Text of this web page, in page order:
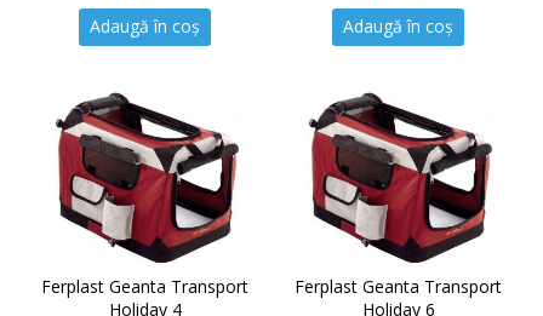
5
Adaugă în coș
5
Adaugă în coș
Ferplast Geanta Transport
Holiday 4
Ferplast Geanta Transport
Holiday 6